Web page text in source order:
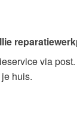
via
huis.